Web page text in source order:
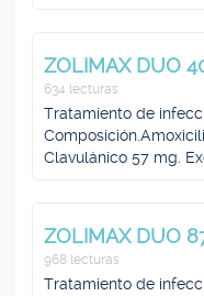
ZOLIMAX DUO
634 lecturas
Tratamiento de
Clavulánico 57 mg.
ZOLIMAX DUO
968 lecturas
Tratamiento de